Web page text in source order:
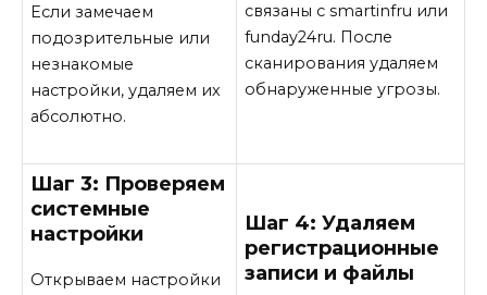
Если замечаем
подозрительные или
незнакомые
настройки, удаляем их
абсолютно.
связаны с smartinfru или
funday24ru. После
сканирования удаляем
обнаруженные угрозы.
Шаг 3: Проверяем
системные
настройки
Открываем настройки
Шаг 4: Удаляем
регистрационные
записи и файлы